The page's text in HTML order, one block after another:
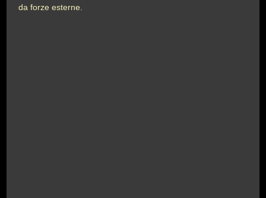
da forze esterne.